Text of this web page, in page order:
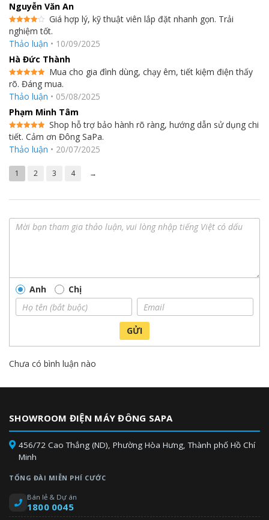
sử dụng sản phẩm trong thời gian dài.
Nguyễn Văn An
Được
xếp hạng
45 sao
Giá hợp lý, kỹ thuật viên lắp đặt nhanh gọn. Trải
nghiệm tốt.
Thảo luận • 10/09/2025
Hà Đức Thành
Được xếp
hạng55
sao
Mua cho gia đình dùng, chạy êm, tiết kiệm điện thấy
rõ. Đáng mua.
Thảo luận • 05/08/2025
Phạm Minh Tâm
Được xếp
hạng 55
sao
Shop hỗ trợ bảo hành rõ ràng, hướng dẫn sử dụng chi
tiết. Cảm ơn Đông SaPa.
Thảo luận • 20/07/2025
1 2 3 4 →
Anh Chị
GỬI
Chưa có bình luận nào
SHOWROOM ĐIỆN MÁY ĐÔNG SAPA
456/72 Cao Thắng (ND), Phường Hòa Hưng, Thành phố Hồ Chí
Minh
TỔNG ĐÀI MIỄN PHÍ CƯỚC
Bán lẻ & Dự án
1800 0045